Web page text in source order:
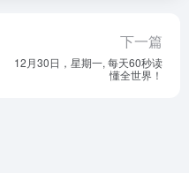
下一篇
12月30日，星期一, 每天60秒读
懂全世界！